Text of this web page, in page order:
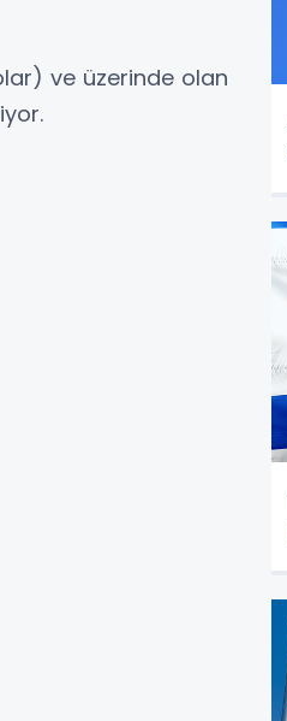
ve üzerinde olan